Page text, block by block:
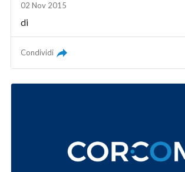
02 Nov 2015
di
Condividi